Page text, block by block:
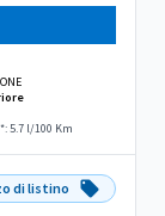
5.7 l/100 Km
di listino